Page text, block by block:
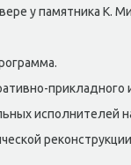
у памятниκа К.
приκладного
исполнителей